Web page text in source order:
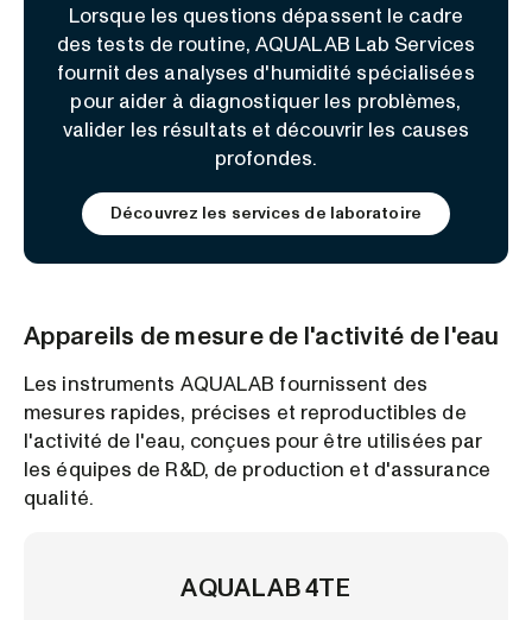
Lorsque les questions dépassent le cadre
des tests de routine, AQUALAB Lab Services
fournit des analyses d'humidité spécialisées
pour aider à diagnostiquer les problèmes,
valider les résultats et découvrir les causes
profondes.
Découvrez les services de laboratoire
Appareils de mesure de l'activité de l'eau
Les instruments AQUALAB fournissent des
mesures rapides, précises et reproductibles de
l'activité de l'eau, conçues pour être utilisées par
les équipes de R&D, de production et d'assurance
qualité.
AQUALAB 4TE